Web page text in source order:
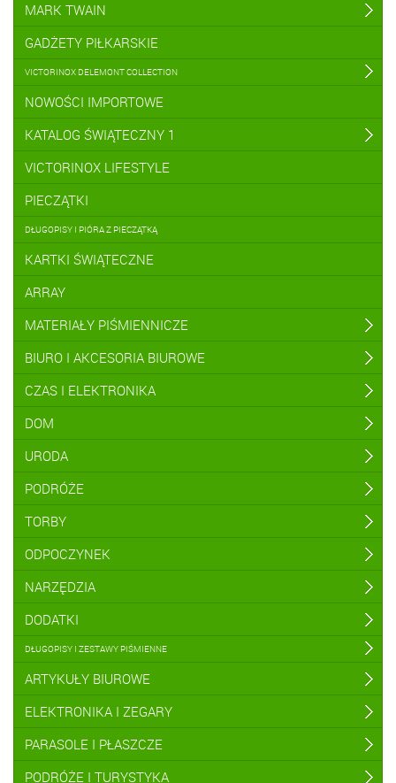
MARK TWAIN
GADŻETY PIŁKARSKIE
VICTORINOX DELEMONT COLLECTION
NOWOŚCI IMPORTOWE
KATALOG ŚWIĄTECZNY 1
VICTORINOX LIFESTYLE
PIECZĄTKI
DŁUGOPISY I PIÓRA Z PIECZĄTKĄ
KARTKI ŚWIĄTECZNE
ARRAY
MATERIAŁY PIŚMIENNICZE
BIURO I AKCESORIA BIUROWE
CZAS I ELEKTRONIKA
DOM
URODA
PODRÓŻE
TORBY
ODPOCZYNEK
NARZĘDZIA
DODATKI
DŁUGOPISY I ZESTAWY PIŚMIENNE
ARTYKUŁY BIUROWE
ELEKTRONIKA I ZEGARY
PARASOLE I PŁASZCZE
PODRÓŻE I TURYSTYKA